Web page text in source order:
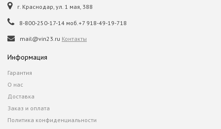
г. Краснодар, ул. 1 мая, 388
8-800-250-17-14 моб.+7 918-49-19-718
mail@vin23.ru Контакты
Информация
Гарантия
О нас
Доставка
Заказ и оплата
Политика конфиденциальности